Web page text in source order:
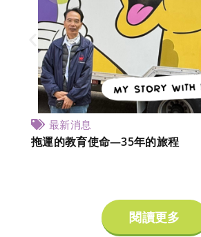
最新消息
拖運的教育使命—35年的旅程
閱讀更多